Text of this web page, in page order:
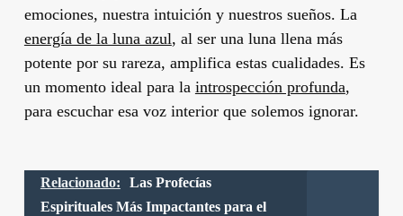
emociones, nuestra intuición y nuestros sueños. La
energía de la luna azul, al ser una luna llena más
potente por su rareza, amplifica estas cualidades. Es
un momento ideal para la introspección profunda,
para escuchar esa voz interior que solemos ignorar.
Relacionado:
Las Profecías
Espirituales Más Impactantes para el